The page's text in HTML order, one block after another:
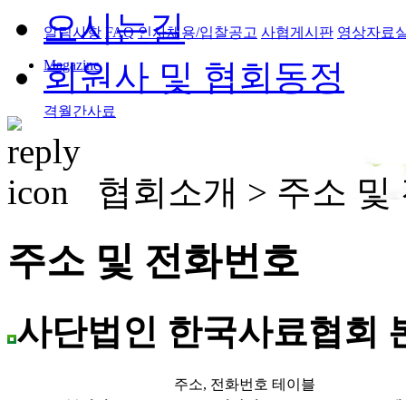
알림사항 FAQ 인사채용/입찰공고 사협게시판 영상자료
Magazine
격월간사료
오시는길
회원사 및 협회동정
협회소개 > 주소 및
주소 및 전화번호
사단법인 한국사료협회
주소, 전화번호 테이블